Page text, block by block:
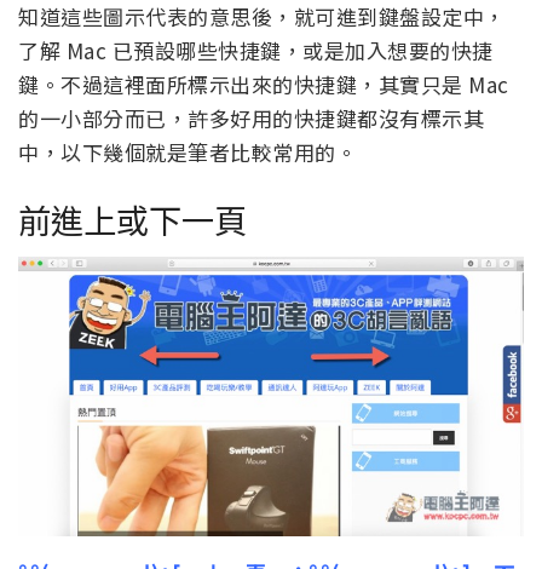
知道這些圖示代表的意思後，就可進到鍵盤設定中，
了解 Mac 已預設哪些快捷鍵，或是加入想要的快捷
鍵。不過這裡面所標示出來的快捷鍵，其實只是 Mac
的一小部分而已，許多好用的快捷鍵都沒有標示其
中，以下幾個就是筆者比較常用的。
前進上或下一頁